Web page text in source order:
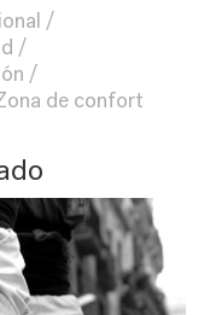
de confort